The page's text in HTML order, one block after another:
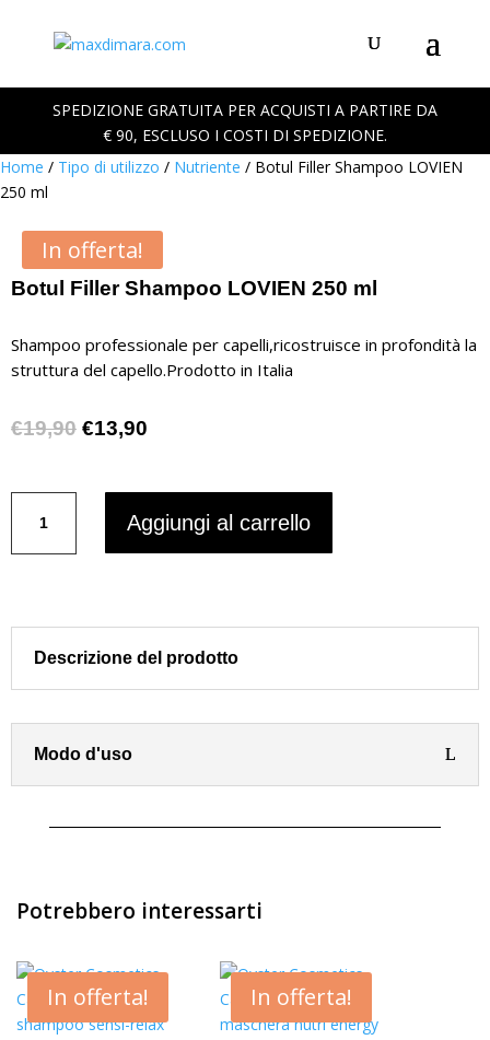
SPEDIZIONE GRATUITA PER ACQUISTI A PARTIRE DA
€ 90, ESCLUSO I COSTI DI SPEDIZIONE.
Home / Tipo di utilizzo / Nutriente / Botul Filler Shampoo LOVIEN
250 ml
In offerta!
Botul Filler Shampoo LOVIEN 250 ml
Shampoo professionale per capelli,ricostruisce in profondità la
struttura del capello.Prodotto in Italia
€19,90 Il
€19,90.
€13,90
€13,90.
Filler
Shampoo
ml
quantità
Aggiungi al carrello
Descrizione del prodotto
Modo d'uso
Potrebbero interessarti
In offerta! In offerta!